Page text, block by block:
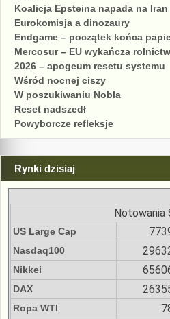
Koalicja Epsteina napada na Iran
Eurokomisja a dinozaury
Endgame – początek końca
Mercosur – EU wykańcza
2026 – apogeum resetu systemu
Wśród nocnej ciszy
W poszukiwaniu Nobla
Reset nadszedł
Powyborcze refleksje
Rynki dzisiaj
Notowania
US Large Cap
Nasdaq100
Nikkei
DAX
Ropa WTI